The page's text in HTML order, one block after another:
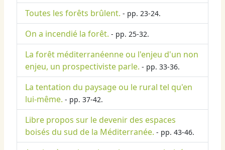
Toutes les forêts brûlent. - pp. 23-24.
On a incendié la forêt. - pp. 25-32.
La forêt méditerranéenne ou l'enjeu d'un non
enjeu, un prospectiviste parle. - pp. 33-36.
La tentation du paysage ou le rural tel qu'en
lui-même. - pp. 37-42.
Libre propos sur le devenir des espaces
boisés du sud de la Méditerranée. - pp. 43-46.